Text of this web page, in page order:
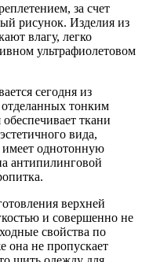
за счет
рисунок. Изделия из
влагу, легко
ультрафиолетовом
сегодня из
отделанных тонким
ткани
вида,
имеет однотонную
антипилинговой
верхней
и совершенно не
свойства по
она не пропускает